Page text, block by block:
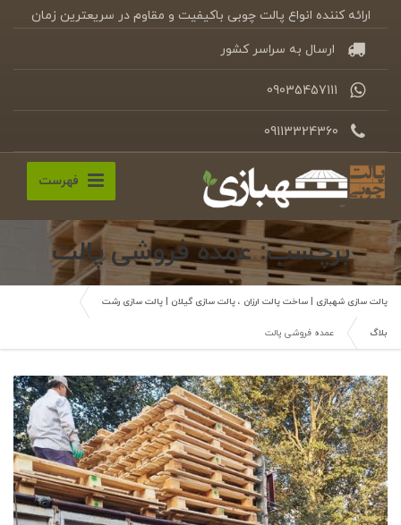
ارائه کننده انواع پالت چوبی باکیفیت و مقاوم در سریعترین زمان
ارسال به سراسر کشور
09035457111
09113324360
فهرست
برچسب: عمده فروشی پالت
پالت سازی شهبازی | ساخت پالت ارزان ، پالت سازی گیلان | پالت سازی رشت
بلاگ عمده فروشی پالت